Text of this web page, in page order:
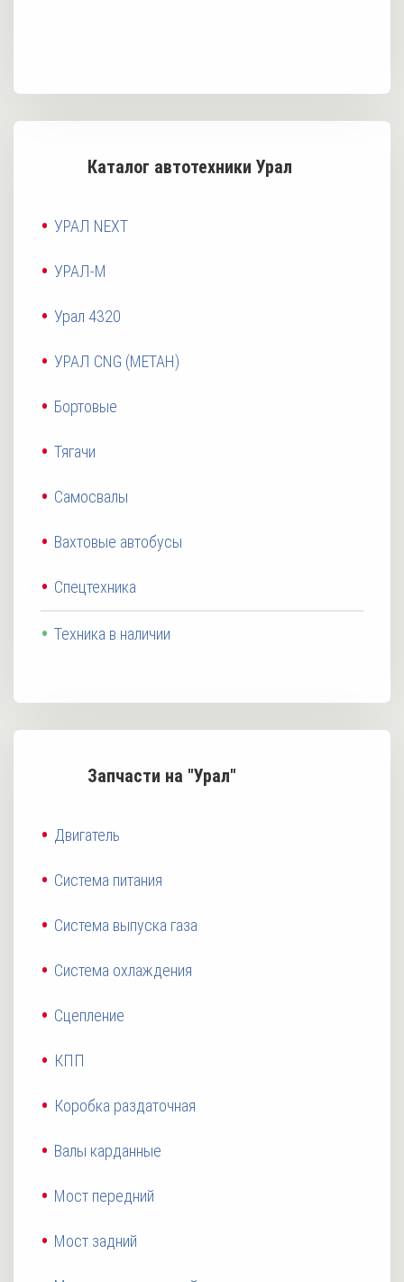
Каталог автотехники Урал
УРАЛ NEXT
УРАЛ-М
Урал 4320
УРАЛ CNG (МЕТАН)
Бортовые
Тягачи
Самосвалы
Вахтовые автобусы
Спецтехника
Техника в наличии
Запчасти на "Урал"
Двигатель
Система питания
Система выпуска газа
Система охлаждения
Сцепление
КПП
Коробка раздаточная
Валы карданные
Мост передний
Мост задний